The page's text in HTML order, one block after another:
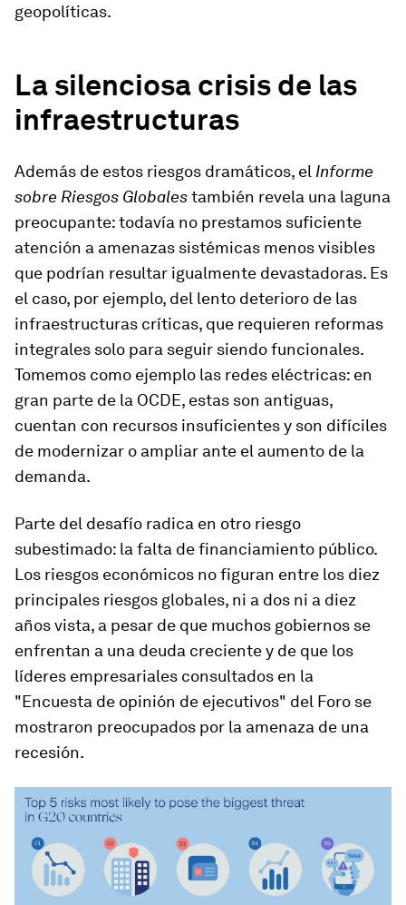
geopolíticas.
La silenciosa crisis de las
infraestructuras
Además de estos riesgos dramáticos, el Informe
sobre Riesgos Globalestambién revela una laguna
preocupante: todavía no prestamos suficiente
atención a amenazas sistémicas menos visibles
que podrían resultar igualmente devastadoras. Es
el caso, por ejemplo, del lento deterioro de las
infraestructuras críticas, que requieren reformas
integrales solo para seguir siendo funcionales.
Tomemos como ejemplo las redes eléctricas: en
gran parte de la OCDE, estas son antiguas,
cuentan con recursos insuficientes y son difíciles
de modernizar o ampliar ante el aumento de la
demanda.
Parte del desafío radica en otro riesgo
subestimado: la falta de financiamiento público.
Los riesgos económicos no figuran entre los diez
principales riesgos globales, ni a dos ni a diez
años vista, a pesar de que muchos gobiernos se
enfrentan a una deuda creciente y de que los
líderes empresariales consultados en la
"Encuesta de opinión de ejecutivos" del Foro se
mostraron preocupados por la amenaza de una
recesión.